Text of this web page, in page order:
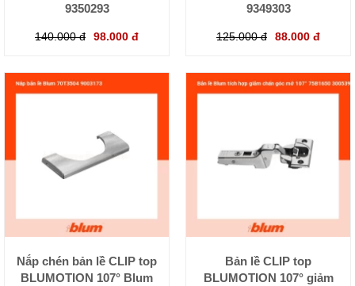
9350293
140.000 đ 98.000 đ
9349303
125.000 đ 88.000 đ
Nắp chén bản lề CLIP top
BLUMOTION 107° Blum
Bản lề CLIP top
BLUMOTION 107° giảm